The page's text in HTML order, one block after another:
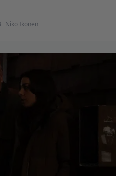
Niko Ikonen